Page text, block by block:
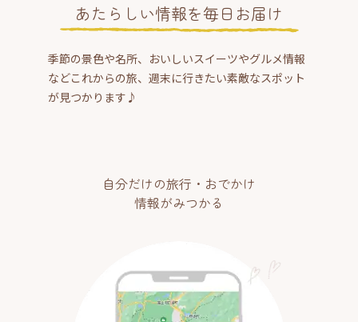
あたらしい情報を毎日お届け
季節の景色や名所、おいしいスイーツやグルメ情報
などこれからの旅、週末に行きたい素敵なスポット
が見つかります♪
自分だけの旅行・おでかけ
情報がみつかる